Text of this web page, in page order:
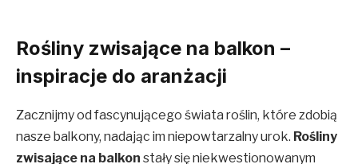
Rośliny zwisające na balkon –
inspiracje do aranżacji
Zacznijmy od fascynującego świata roślin, które zdobią
nasze balkony, nadając im niepowtarzalny urok. Rośliny
zwisające na balkon stały się niekwestionowanym